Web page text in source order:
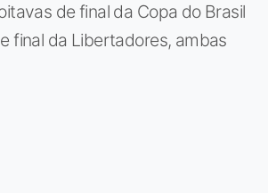
de final da Copa do Brasil
final da Libertadores, ambas